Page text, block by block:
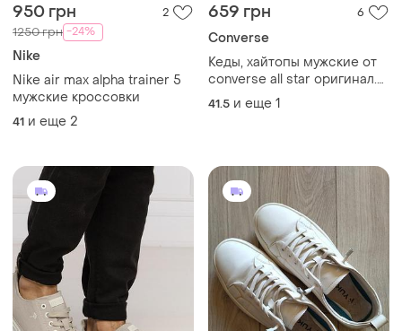
950 грн 2
1250 грн -24%
Nike
Nike air max alpha trainer 5
мужские кроссовки
41 и еще 2
659 грн 6
Converse
Кеды, хайтопы мужские от
converse all star оригинал.
размер по выборке 41,5.
41.5 и еще 1